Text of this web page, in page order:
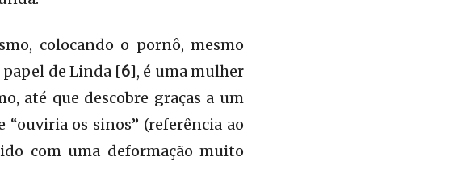
colocando o pornô, mesmo
papel de Linda [6], é uma mulher
até que descobre graças a um
“ouviria os sinos” (referência ao
com uma deformação muito